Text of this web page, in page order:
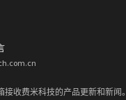
接收费米科技的产品更新和新闻。